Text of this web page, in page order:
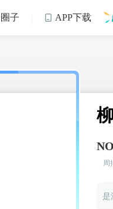
圈子  APP下载
周
是